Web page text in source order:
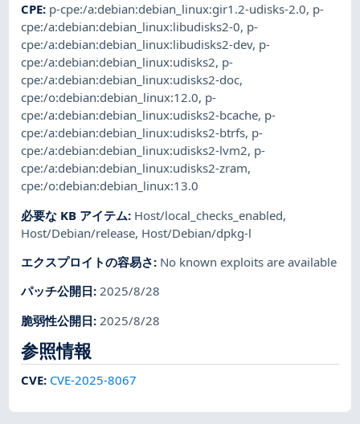
CPE: p-cpe:/a:debian:debian_linux:gir1.2-udisks-2.0, p-
cpe:/a:debian:debian_linux:libudisks2-0, p-
cpe:/a:debian:debian_linux:libudisks2-dev, p-
cpe:/a:debian:debian_linux:udisks2, p-
cpe:/a:debian:debian_linux:udisks2-doc,
cpe:/o:debian:debian_linux:12.0, p-
cpe:/a:debian:debian_linux:udisks2-bcache, p-
cpe:/a:debian:debian_linux:udisks2-btrfs, p-
cpe:/a:debian:debian_linux:udisks2-lvm2, p-
cpe:/a:debian:debian_linux:udisks2-zram,
cpe:/o:debian:debian_linux:13.0
必要な KB アイテム: Host/local_checks_enabled,
Host/Debian/release, Host/Debian/dpkg-l
エクスプロイトの容易さ: No known exploits are available
パッチ公開日:2025/8/28
脆弱性公開日: 2025/8/28
参照情報
CVE: CVE-2025-8067